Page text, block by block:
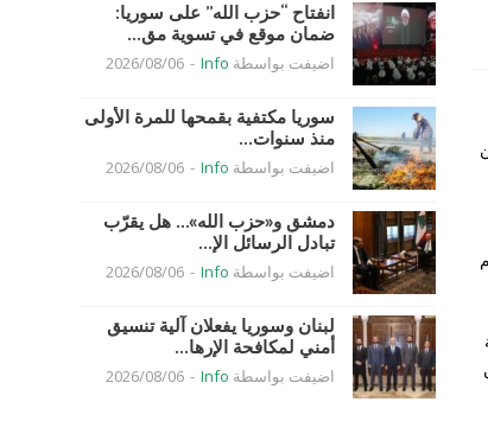
انفتاح “حزب الله” على سوريا:
ضمان موقع في تسوية مق...
اضيفت بواسطة Info
-
2026/08/06
سوريا مكتفية بقمحها للمرة الأولى
منذ سنوات...
اضيفت بواسطة Info
-
2026/08/06
دمشق و«حزب الله»… هل يقرّب
تبادل الرسائل الإ...
اضيفت بواسطة Info
-
2026/08/06
لبنان وسوريا يفعلان آلية تنسيق
أمني لمكافحة الإرها...
اضيفت بواسطة Info
-
2026/08/06